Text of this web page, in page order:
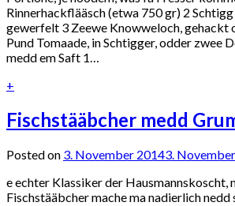
Rinnerhackflääsch (etwa 750 gr) 2
gewerfelt 3 Zeewe Knowweloch, gehackt
Pund Tomaade, in Schtigger, odder zwee
medd em Saft 1…
+
Fischstääbcher medd
Posted on 3. November 20143.
e echter Klassiker der Hausmannskoscht,
Fischstääbcher mache ma nadierlich nedd